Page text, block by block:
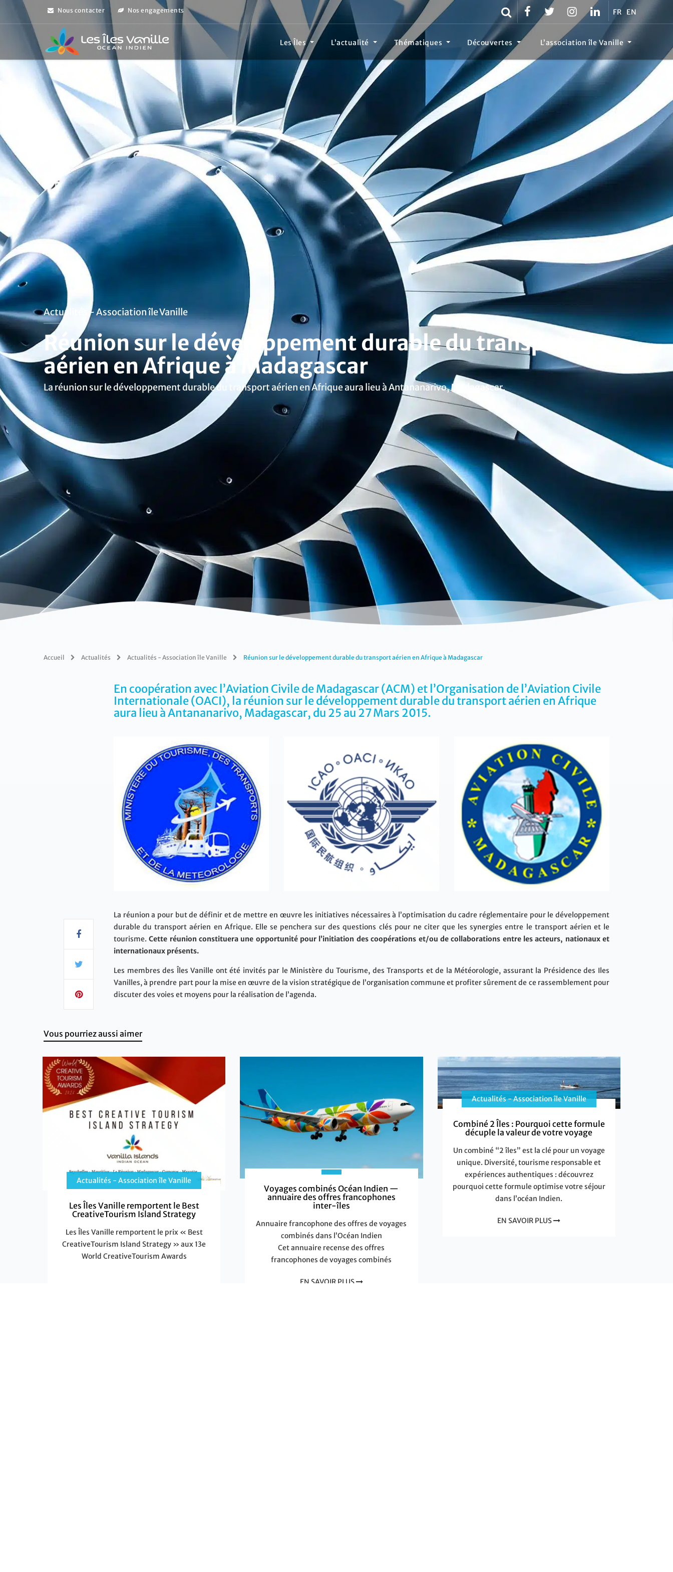
Nous contacter Nos engagements FR EN
Les Îles L’actualité Thématiques Découvertes L’association île Vanille
Actualités - Association île Vanille
Réunion sur le développement durable du transport
aérien en Afrique à Madagascar
La réunion sur le développement durable du transport aérien en Afrique aura lieu à Antananarivo, Madagascar.
Accueil Actualités Actualités - Association île Vanille Réunion sur le développement durable du transport aérien en Afrique à Madagascar
En coopération avec l’Aviation Civile de Madagascar (ACM) et l’Organisation de l’Aviation Civile
Internationale (OACI), la réunion sur le développement durable du transport aérien en Afrique
aura lieu à Antananarivo, Madagascar, du 25 au 27 Mars 2015.
La réunion a pour but de définir et de mettre en œuvre les initiatives nécessaires à l’optimisation du cadre réglementaire pour le développement
durable du transport aérien en Afrique. Elle se penchera sur des questions clés pour ne citer que les synergies entre le transport aérien et le
tourisme.Cette réunion constituera une opportunité pour l’initiation des coopérations et/ou de collaborations entre les acteurs, nationaux et
internationaux présents.
Les membres des Îles Vanille ont été invités par le Ministère du Tourisme, des Transports et de la Météorologie, assurant la Présidence des Iles
Vanilles, à prendre part pour la mise en œuvre de la vision stratégique de l’organisation commune et profiter sûrement de ce rassemblement pour
discuter des voies et moyens pour la réalisation de l’agenda.
Vous pourriez aussi aimer
Actualités - Association île Vanille
Les Îles Vanille remportent le Best
CreativeTourism Island Strategy
Les Îles Vanille remportent le prix « Best
CreativeTourism Island Strategy » aux 13e
World CreativeTourism Awards
Voyages combinés Océan Indien —
annuaire des offres francophones
inter-îles
Annuaire francophone des offres de voyages
combinés dans l’Océan Indien
Cet annuaire recense des offres
francophones de voyages combinés
EN SAVOIR PLUS
Actualités - Association île Vanille
Combiné 2 Îles : Pourquoi cette formule
décuple la valeur de votre voyage
Un combiné “2 îles” est la clé pour un voyage
unique. Diversité, tourisme responsable et
expériences authentiques : découvrez
pourquoi cette formule optimise votre séjour
dans l’océan Indien.
EN SAVOIR PLUS